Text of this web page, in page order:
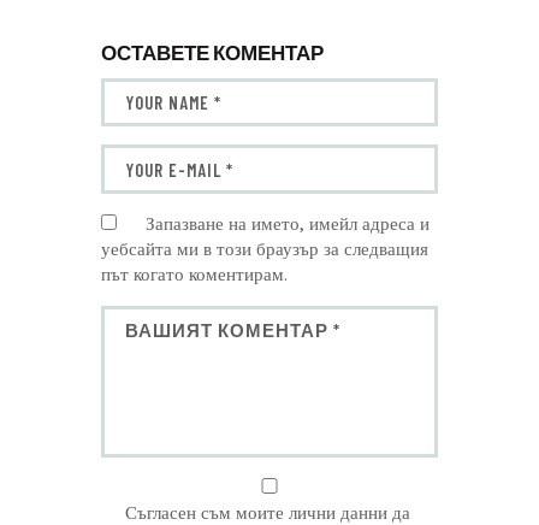
ОСТАВЕТЕ КОМЕНТАР
Запазване на името, имейл адреса и
уебсайта ми в този браузър за следващия
път когато коментирам.
Съгласен съм моите лични данни да